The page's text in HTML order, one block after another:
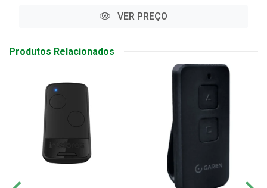
VER PREÇO
Produtos Relacionados